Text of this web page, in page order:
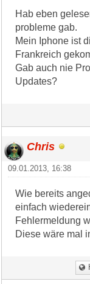
Hab eben
probleme gab.
Mein Iphone ist
Frankreich
Gab auch nie
Updates?
Chris
09.01.2013, 16:38
Wie bereits
einfach
Fehlermeldung
Diese wäre mal